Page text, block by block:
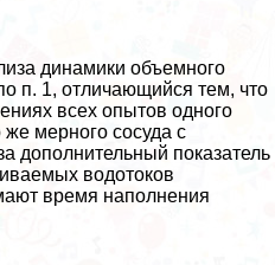
динамики объемного
п. 1, отличающийся тем, что
всех опытов одного
же мерного сосуда с
дополнительный показатель
водотоков
время наполнения